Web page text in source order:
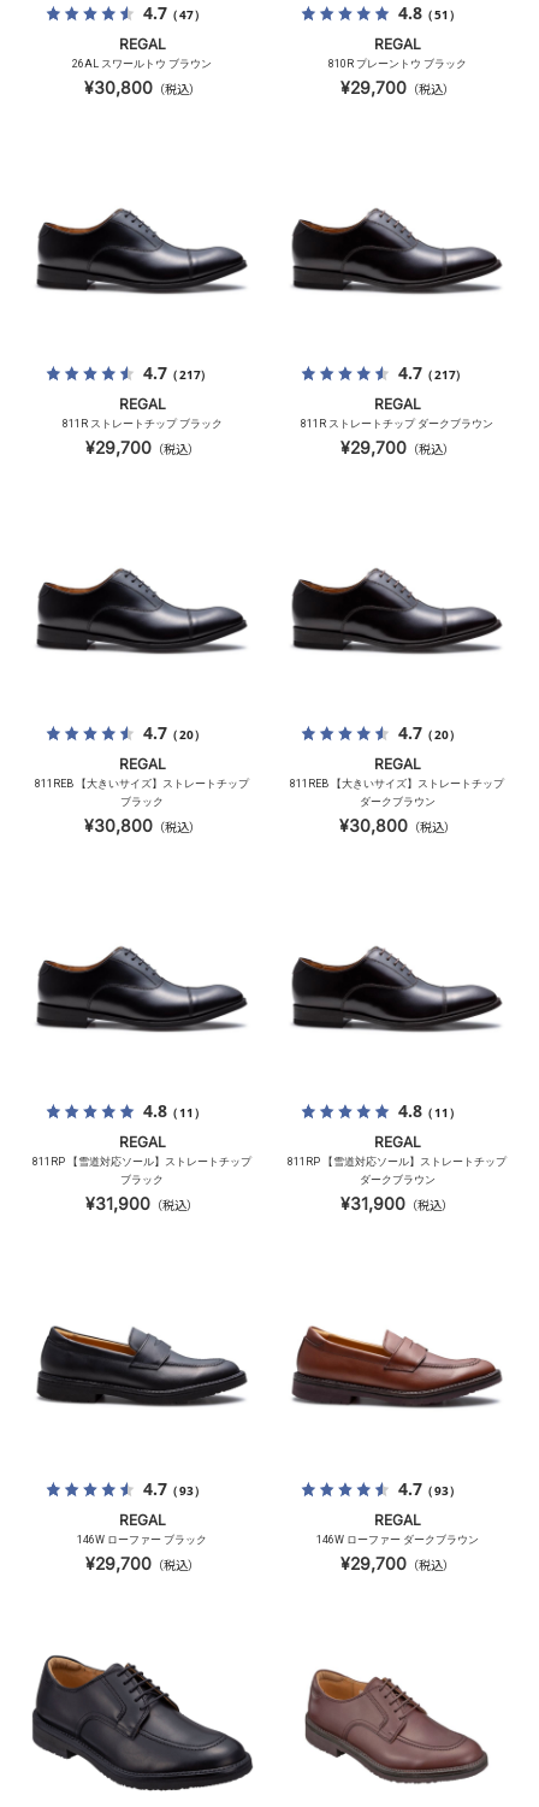
4.7（47）
REGAL
26AL スワールトウ ブラウン
¥30,800（税込）
4.8（51）
REGAL
810R プレーントウ ブラック
¥29,700（税込）
4.7（217）
REGAL
811R ストレートチップ ブラック
¥29,700（税込）
4.7（217）
REGAL
811R ストレートチップ ダークブラウン
¥29,700（税込）
4.7（20）
REGAL
811REB 【大きいサイズ】ストレートチップ
ブラック
¥30,800（税込）
4.7（20）
REGAL
811REB 【大きいサイズ】ストレートチップ
ダークブラウン
¥30,800（税込）
4.8（11）
REGAL
811RP 【雪道対応ソール】ストレートチップ
ブラック
¥31,900 （税込）
4.8（11）
REGAL
811RP 【雪道対応ソール】ストレートチップ
ダークブラウン
¥31,900 （税込）
4.7（93）
REGAL
146W ローファー ブラック
¥29,700（税込）
4.7（93）
REGAL
146W ローファー ダークブラウン
¥29,700（税込）